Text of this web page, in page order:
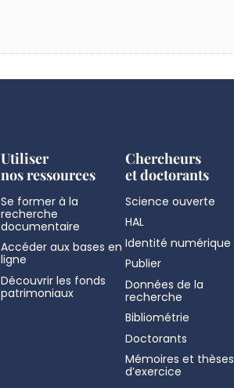
Utiliser
nos ressources
Se former à la
recherche
documentaire
Accéder aux bases en
ligne
Découvrir les fonds
patrimoniaux
Chercheurs
et doctorants
Science ouverte
HAL
Identité numérique
Publier
Données de la
recherche
Bibliométrie
Doctorants
Mémoires et thèses
d’exercice